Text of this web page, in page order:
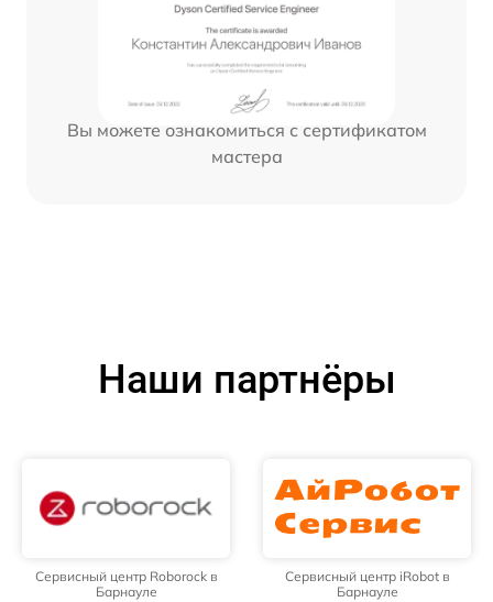
Вы можете ознакомиться с сертификатом
мастера
Наши партнёры
Сервисный центр Roborock в
Барнауле
Сервисный центр iRobot в
Барнауле